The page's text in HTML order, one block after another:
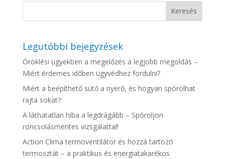
Legutóbbi bejegyzések
Öröklési ügyekben a megelőzés a legjobb megoldás –
Miért érdemes időben ügyvédhez fordulni?
Miért a beépíthető sütő a nyerő, és hogyan spórolhat
rajta sokat?
A láthatatlan hiba a legdrágább – Spóroljon
roncsolásmentes vizsgálattal!
Action Clima termoventilátor és hozzá tartozó
termosztát – a praktikus és energiatakarékos